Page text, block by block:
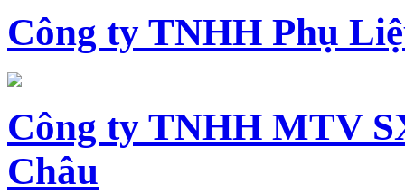
Công ty TNHH Phụ
Công ty TNHH MTV
Châu